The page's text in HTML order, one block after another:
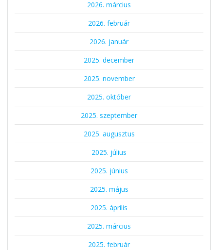
2026. március
2026. február
2026. január
2025. december
2025. november
2025. október
2025. szeptember
2025. augusztus
2025. július
2025. június
2025. május
2025. április
2025. március
2025. február